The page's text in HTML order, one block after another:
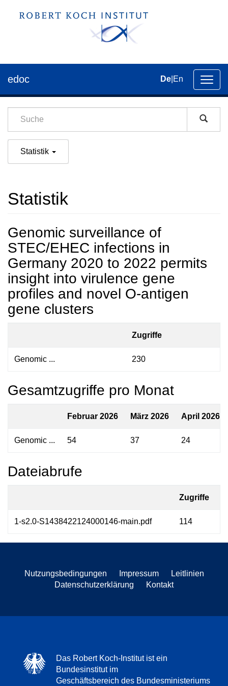
der
edoc De En
Statistik
Statistik
Genomic surveillance of
STEC/EHEC infections in
Germany 2020 to 2022 permits
insight into virulence gene
profiles and novel O-antigen
gene clusters
Zugriffe
Genomic ... 230
Gesamtzugriffe pro Monat
Februar 2026 März 2026 April 2026
Genomic ... 54 37 24
Dateiabrufe
Zugriffe
1-s2.0-S1438422124000146-main.pdf 114
Nutzungsbedingungen Impressum
Leitlinien
Datenschutzerklärung
Kontakt
Das Robert Koch-Institut ist ein
Bundesinstitut im
Geschäftsbereich des Bundesministeriums